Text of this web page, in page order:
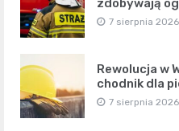
zdobywają
7 sierpnia 2026
Rewolucja w
chodnik dla
7 sierpnia 2026